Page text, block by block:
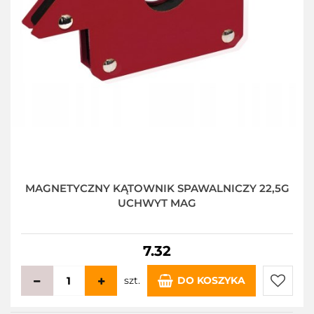
MAGNETYCZNY KĄTOWNIK SPAWALNICZY 22,5G
UCHWYT MAG
7.32
szt. DO KOSZYKA